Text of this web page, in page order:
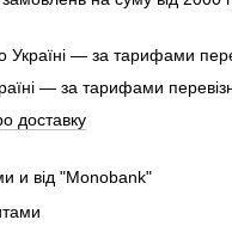
— за тарифами
— за тарифами
доставку
и від "Monobank"